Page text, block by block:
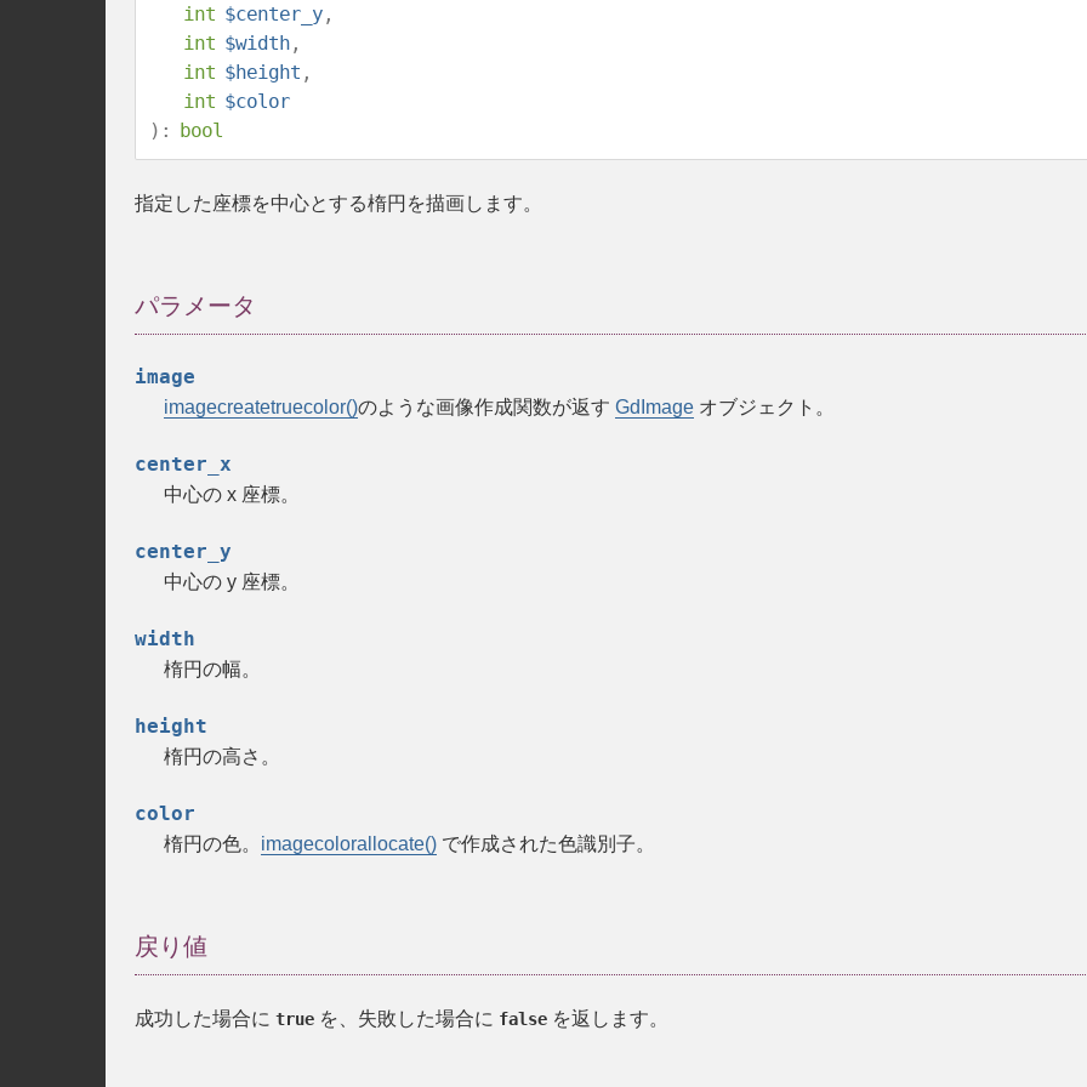
int $center_y ,
int $width ,
int $height ,
int $color
): bool
指定した座標を中心とする楕円を描画します。
パラメータ
image
imagecreatetruecolor()のような画像作成関数が返す GdImage オブジェクト。
center_x
中心の x 座標。
center_y
中心の y 座標。
width
楕円の幅。
height
楕円の高さ。
color
楕円の色。 imagecolorallocate() で作成された色識別子。
戻り値
成功した場合に true を、失敗した場合に false を返します。